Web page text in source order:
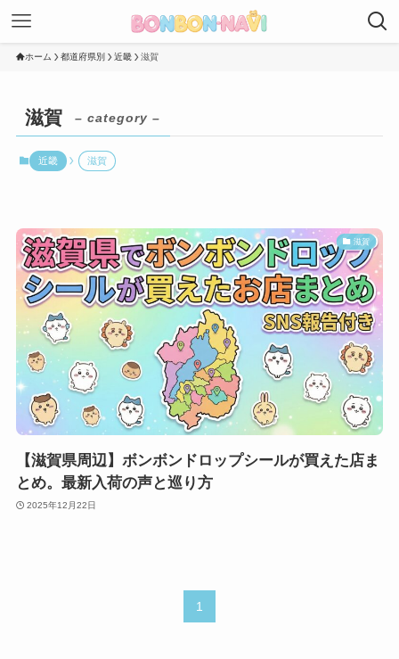
ホーム 都道府県別 近畿 滋賀
滋賀 – category –
近畿 滋賀
滋賀
【滋賀県周辺】ボンボンドロップシールが買えた店ま
とめ。最新入荷の声と巡り方
2025年12月22日
1